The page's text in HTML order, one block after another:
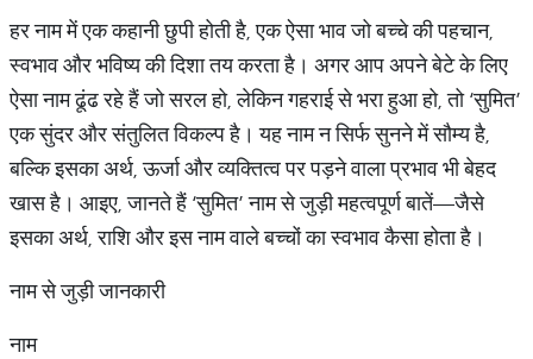
हर नाम में एक कहानी छुपी होती है, एक ऐसा भाव जो बच्चे की पहचान,
स्वभाव और भविष्य की दिशा तय करता है। अगर आप अपने बेटे के लिए
ऐसा नाम ढूंढ रहे हैं जो सरल हो, लेकिन गहराई से भरा हुआ हो, तो ‘सुमित’
एक सुंदर और संतुलित विकल्प है। यह नाम न सिर्फ सुनने में सौम्य है,
बल्कि इसका अर्थ, ऊर्जा और व्यक्तित्व पर पड़ने वाला प्रभाव भी बेहद
खास है। आइए, जानते हैं ‘सुमित’ नाम से जुड़ी महत्वपूर्ण बातें—जैसे
इसका अर्थ, राशि और इस नाम वाले बच्चों का स्वभाव कैसा होता है।
नाम से जुड़ी जानकारी
नाम